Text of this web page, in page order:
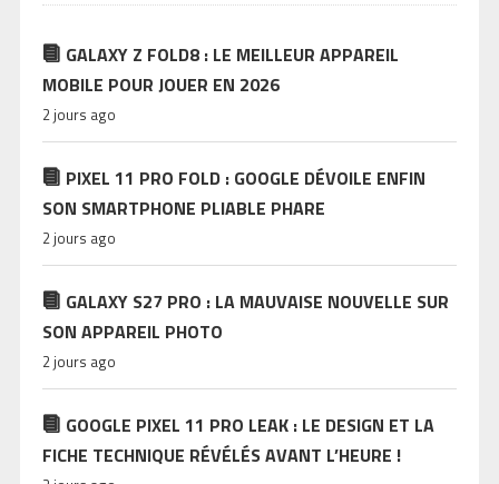
GALAXY Z FOLD8 : LE MEILLEUR APPAREIL
MOBILE POUR JOUER EN 2026
2 jours ago
PIXEL 11 PRO FOLD : GOOGLE DÉVOILE ENFIN
SON SMARTPHONE PLIABLE PHARE
2 jours ago
GALAXY S27 PRO : LA MAUVAISE NOUVELLE SUR
SON APPAREIL PHOTO
2 jours ago
GOOGLE PIXEL 11 PRO LEAK : LE DESIGN ET LA
FICHE TECHNIQUE RÉVÉLÉS AVANT L’HEURE !